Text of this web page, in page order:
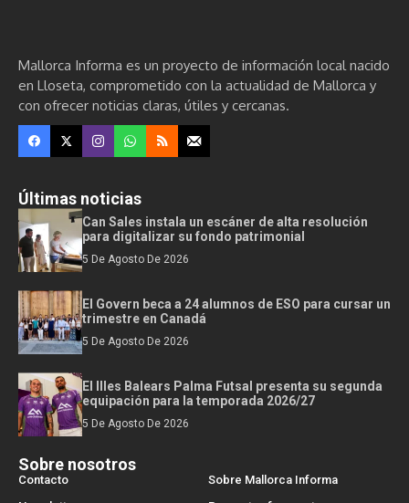
Mallorca Informa es un proyecto de información local nacido
en Lloseta, comprometido con la actualidad de Mallorca y
con ofrecer noticias claras, útiles y cercanas.
Últimas noticias
Can Sales instala un escáner de alta resolución
para digitalizar su fondo patrimonial
5 De Agosto De 2026
El Govern beca a 24 alumnos de ESO para cursar un
trimestre en Canadá
5 De Agosto De 2026
El Illes Balears Palma Futsal presenta su segunda
equipación para la temporada 2026/27
5 De Agosto De 2026
Sobre nosotros
Contacto
Sobre Mallorca Informa